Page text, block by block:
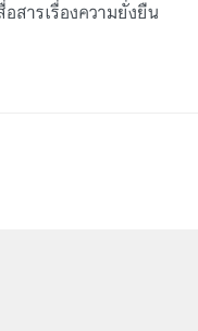
ารเรื่องความยั่งยืน